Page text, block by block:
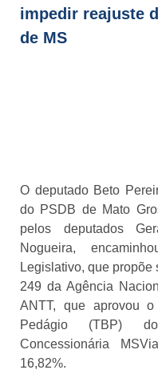
impedir reajuste
de MS
O deputado Beto
do PSDB de Mato
pelos deputados
Nogueira,
Legislativo, que
249 da Agência
ANTT, que aprovou
Pedágio (TBP)
Concessionária
16,82%.